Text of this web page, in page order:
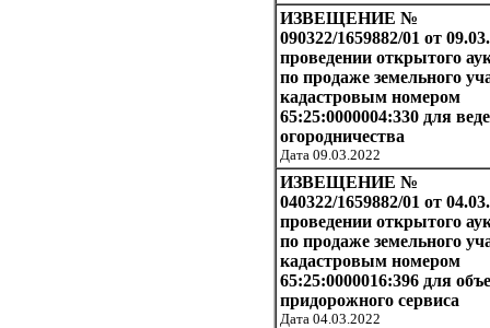
ИЗВЕЩЕНИЕ №
090322/1659882/01 от
проведении открытого
по продаже земельного
кадастровым номером
65:25:0000004:330 для
огородничества
Дата 09.03.2022
ИЗВЕЩЕНИЕ №
040322/1659882/01 от
проведении открытого
по продаже земельного
кадастровым номером
65:25:0000016:396 для
придорожного сервиса
Дата 04.03.2022